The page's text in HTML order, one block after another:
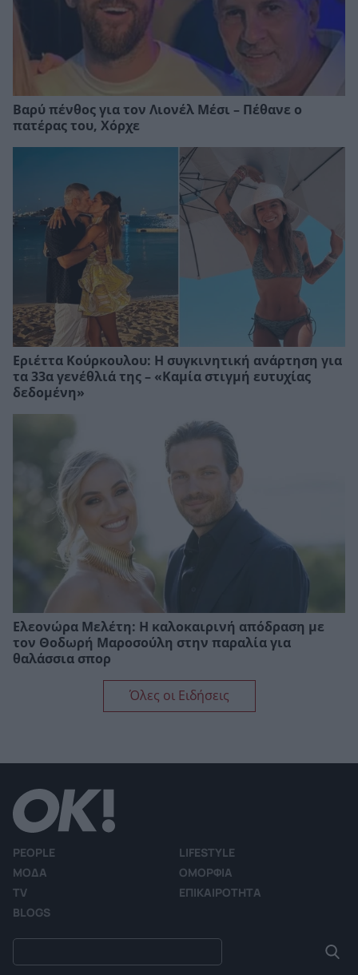
Βαρύ πένθος για τον Λιονέλ Μέσι – Πέθανε ο
πατέρας του, Χόρχε
Εριέττα Κούρκουλου: Η συγκινητική ανάρτηση για
τα 33α γενέθλιά της – «Καμία στιγμή ευτυχίας
δεδομένη»
Ελεονώρα Μελέτη: Η καλοκαιρινή απόδραση με
τον Θοδωρή Μαροσούλη στην παραλία για
θαλάσσια σπορ
Όλες οι Ειδήσεις
PEOPLE
LIFESTYLE
ΜΟΔΑ
ΟΜΟΡΦΙΑ
TV
ΕΠΙΚΑΙΡΟΤΗΤΑ
BLOGS